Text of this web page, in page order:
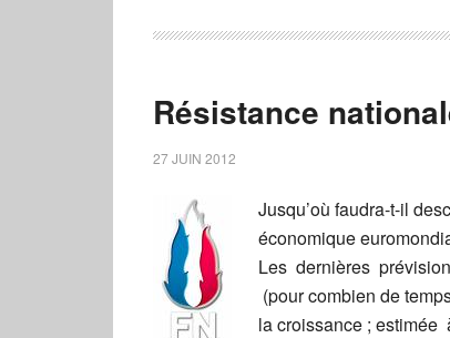
Résistance
27 JUIN 2012
Jusqu’où faudra-t-il
économique
Les dernières
(pour combien de
la croissance ;